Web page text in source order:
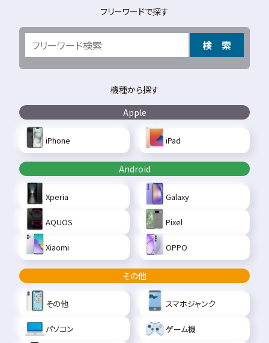
フリーワードで探す
検 索
機種から探す
Apple
iPhone iPad
Android
Xperia Galaxy
AQUOS Pixel
Xiaomi OPPO
その他
その他 スマホジャンク
パソコン ゲーム機